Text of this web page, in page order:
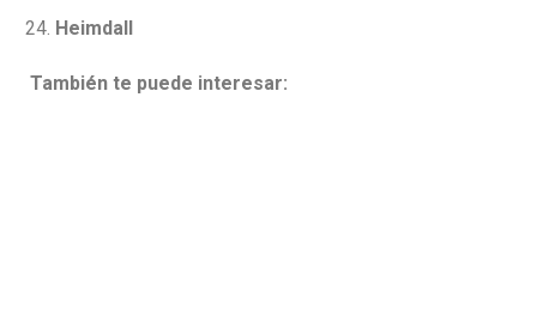
Heimdall
También te puede interesar: